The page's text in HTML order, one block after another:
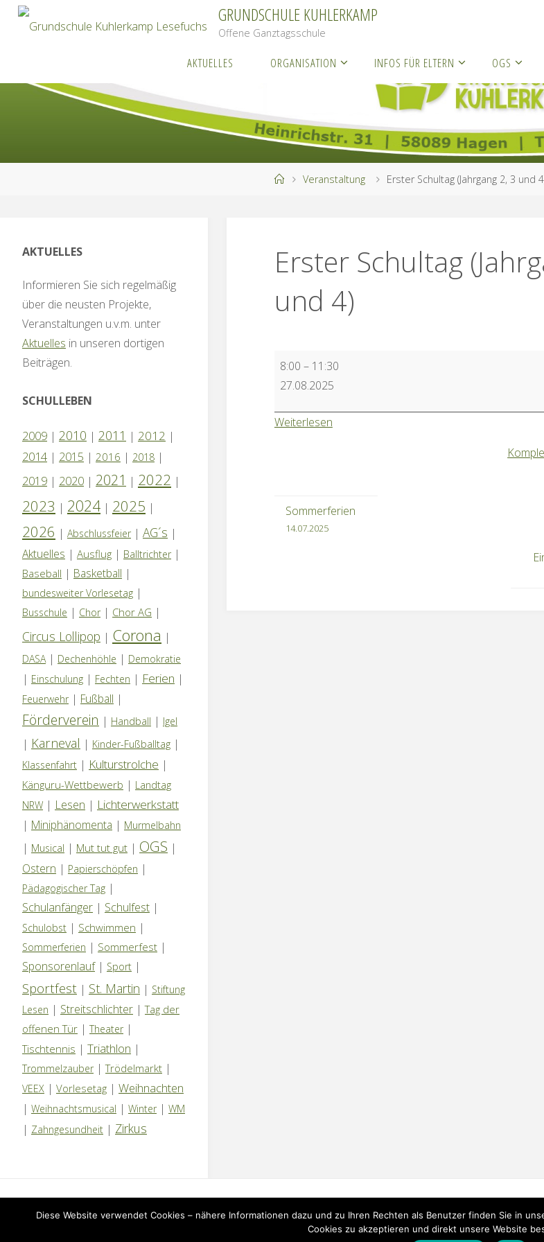
Zum
GRUNDSCHULE KUHLERKAMP
Offene Ganztagsschule
AKTUELLES ORGANISATION INFOS FÜR ELTERN OGS
StartVeranstaltung Erster Schultag (Jahrgang 2, 3 und
Erster Schultag
und 4)
Erster
Schultag
2,
8:00 – 11:30
27.08.2025
Weiterlesen
Sommerferien
14.07.2025
AKTUELLES
Informieren Sie sich regelmäßig
über die neusten Projekte,
Veranstaltungen u.v.m. unter
Aktuelles in unseren dortigen
Beiträgen.
SCHULLEBEN
2009 | 2010 | 2011 | 2012 |
2014 | 2015 | 2016 | 2018 |
2019 | 2020 | 2021 | 2022 |
2023 | 2024 | 2025 |
2026 | Abschlussfeier | AG´s |
Aktuelles | Ausflug | Balltrichter |
Baseball | Basketball |
bundesweiter Vorlesetag |
Busschule | Chor | Chor AG |
Circus Lollipop | Corona |
DASA| Dechenhöhle | Demokratie
| Einschulung | Fechten | Ferien |
Feuerwehr | Fußball |
Förderverein | Handball | Igel
| Karneval | Kinder-Fußballtag |
Klassenfahrt | Kulturstrolche |
Känguru-Wettbewerb | Landtag
NRW | Lesen | Lichterwerkstatt
| Miniphänomenta | Murmelbahn
| Musical | Mut tut gut | OGS |
Ostern | Papierschöpfen |
Pädagogischer Tag |
Schulanfänger | Schulfest |
Schulobst | Schwimmen |
Sommerferien | Sommerfest |
Sponsorenlauf| Sport |
Sportfest | St. Martin | Stiftung
Lesen | Streitschlichter |Tag der
offenen Tür | Theater |
Tischtennis | Triathlon |
Trommelzauber |Trödelmarkt |
VEEX | Vorlesetag | Weihnachten
| Weihnachtsmusical | Winter | WM
| Zahngesundheit | Zirkus
IMPRESSUM | DATENSCHUTZERKLÄRUNG | NEWSFEED
Diese Website verwendet Cookies – nähere Informationen dazu und zu Ihren Rechten als Benutzer finden Sie in
Cookies zu akzeptieren und direkt unsere Website